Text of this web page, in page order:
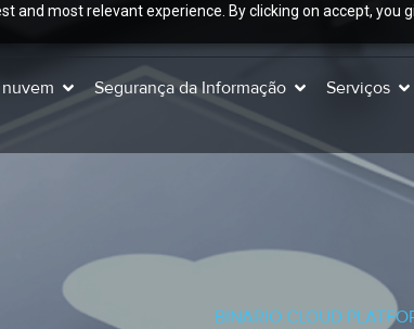
and most relevant experience. By clicking on accept, you
Segurança da Informação Serviços
BINARIO.CLOUD